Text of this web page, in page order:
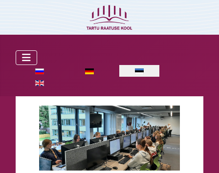
Vali keel